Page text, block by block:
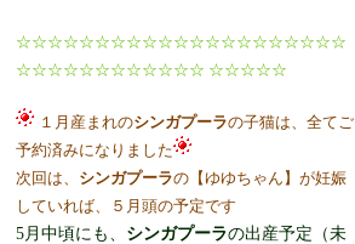
☆☆☆☆☆☆☆☆☆☆☆☆☆☆☆☆☆☆☆☆☆
☆☆☆☆☆☆☆☆☆☆☆☆ ☆☆☆☆☆
１月産まれのシンガプーラの子猫は、全てご
予約済みになりました
次回は、 シンガプーラの【ゆゆちゃん】が妊娠
していれば、５月頭の予定です
5月中頃にも、 シンガプーラの出産予定（未